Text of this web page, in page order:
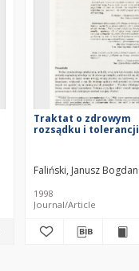
Traktat o zdrowym
rozsądku i tolerancji
Faliński, Janusz Bogdan
1998
Journal/Article